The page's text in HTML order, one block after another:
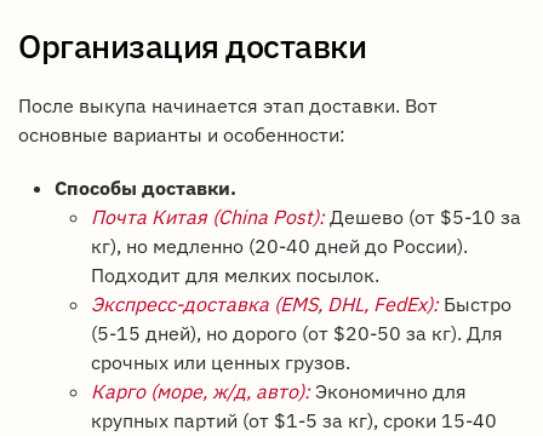
Организация доставки
После выкупа начинается этап доставки. Вот
основные варианты и особенности:
Способы доставки.
Почта Китая (China Post):Дешево (от $5-10 за
кг), но медленно (20-40 дней до России).
Подходит для мелких посылок.
Экспресс-доставка (EMS, DHL, FedEx):Быстро
(5-15 дней), но дорого (от $20-50 за кг). Для
срочных или ценных грузов.
Карго (море, ж/д, авто):Экономично для
крупных партий (от $1-5 за кг), сроки 15-40